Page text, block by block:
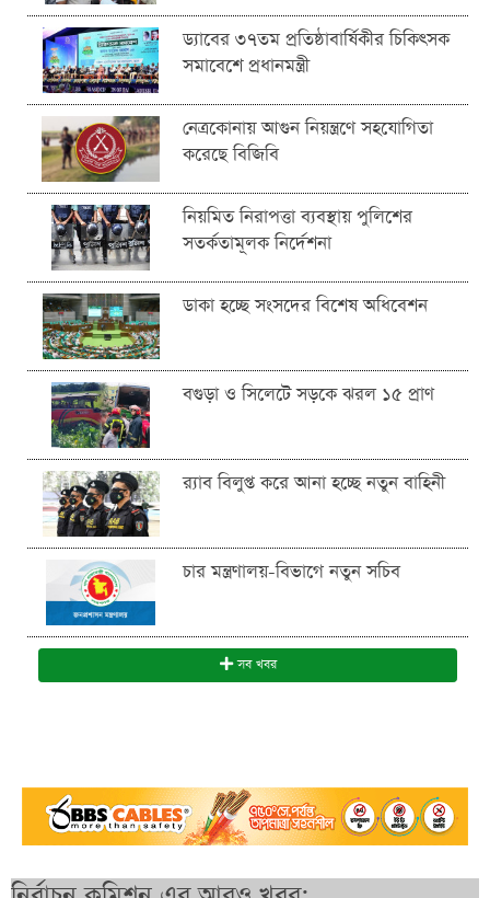
ড্যাবের ৩৭তম প্রতিষ্ঠাবার্ষিকীর চিকিৎসক
সমাবেশে প্রধানমন্ত্রী
নেত্রকোনায় আগুন নিয়ন্ত্রণে সহযোগিতা
করেছে বিজিবি
নিয়মিত নিরাপত্তা ব্যবস্থায় পুলিশের
সতর্কতামূলক নির্দেশনা
ডাকা হচ্ছে সংসদের বিশেষ অধিবেশন
বগুড়া ও সিলেটে সড়কে ঝরল ১৫ প্রাণ
র‍্যাব বিলুপ্ত করে আনা হচ্ছে নতুন বাহিনী
চার মন্ত্রণালয়-বিভাগে নতুন সচিব
সব খবর